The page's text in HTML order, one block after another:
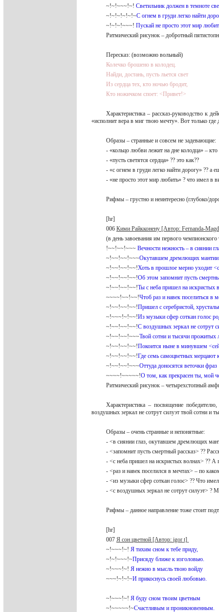
~!~!~~~!~! Светильник должен в темноте
~!~!~!~!~!~С огнем в груди легко найти
~!~!~!~~~! Пускай не просто этот мир
Ритмический рисунок – добротный
Пересказ: (возможно вольный)
Колечко брошено в колодец.
Найди, достань, пусть льется свет
Из сердца тех, кто ночью бродит,
Кто ножичком споет: <Привет!>
Характеристика – рассказ-руководство к
«исполнит вера в миг твою мечту». Вот только где
Образы – странные и совсем не задевающие:
- «кольцо любви лежит на дне колодца» –
- «пусть светятся сердца» ?? это как??
- «с огнем в груди легко найти дорогу» ?? а
- «не просто этот мир любить» ? что имел в
Рифмы – грустно и неинтересно (глубоко/
[hr]
006 Кими Райкконену [Автор: Fernanda-
(в день завоевания им первого
!~~!~~!~~~ Вечности нежность – в сиянии
~!~~!~~!~~~Окутавшем дремлющих
~!~~!~~!~~!Хоть в прошлое мерно уходит
~!~~!~~!~~!Об этом запомнит пусть
~!~~!~~!~~!Ты с неба пришел на искристых
~~~~!~~!~~!Чтоб раз и навек поселиться в
~!~~!~~!~~!Пришел с серебристой,
~!~~~!~!~~!Из музыки сфер соткан голос
~!~~!~~!~~!С воздушных зеркал не сотрут
~!~~!~~!~~~Твой сотни и тысячи прожитых
~!~~!~~!~~!Покоится ныне в минувшем
~!~~!~~!~~!Где семь самоцветных мерцают
~!~~!~~!~~~Оттуда доносятся веточки фраз
~~~~!~~~~~!О том, как прекрасен ты, мой
Ритмический рисунок – четырехстопный
Характеристика – посвящение
воздушных зеркал не сотрут силуэт твой сотни и
Образы – очень странные и непонятные:
- <в сиянии глаз, окутавшем дремлющих
- <запомнит пусть смертный рассказ> ??
- <с неба пришел на искристых волнах> ?? А
- <раз и навек поселился в мечтах> – по
- <из музыки сфер соткан голос> ?? Что
- <с воздушных зеркал не сотрут силуэт> ?
Рифмы – данное направление тоже стоит
[hr]
007 Я сон цветной [Автор: igor t]
~!~~~!~! Я тихим сном к тебе приду,
~!~!~~~!~Присяду ближе к изголовью.
~!~~~!~! Я нежно в мысль твою войду
~~~!~!~!~И прикоснусь своей любовью.
~!~~~!~! Я буду сном твоим цветным
~!~~~~~!~Счастливым и проникновенным.